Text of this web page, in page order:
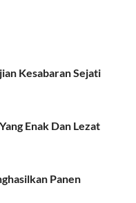
Kesabaran Sejati
Enak Dan Lezat
Panen